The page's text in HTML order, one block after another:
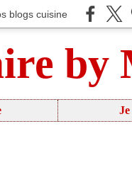
blogs cuisine
by